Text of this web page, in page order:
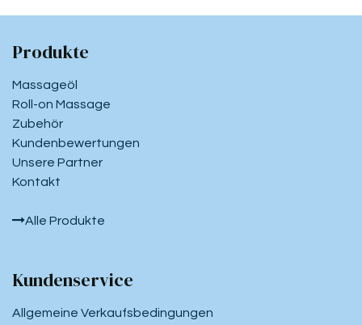
Produkte
Massageöl
Roll-on Massage
Zubehör
Kundenbewertungen
Unsere Partner
Kontakt
Alle Produkte
Kundenservice
Allgemeine Verkaufsbedingungen